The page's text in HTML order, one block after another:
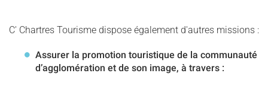
C' Chartres Tourisme dispose également d'autres missions :
Assurer la promotion touristique de la communauté
d’agglomération et de son image, à travers :